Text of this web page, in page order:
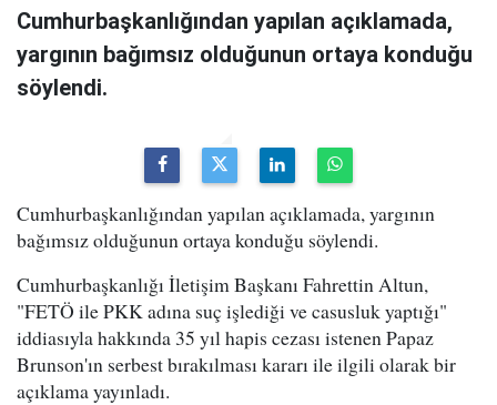
Cumhurbaşkanlığından yapılan açıklamada,
yargının bağımsız olduğunun ortaya konduğu
söylendi.
Cumhurbaşkanlığından yapılan açıklamada, yargının
bağımsız olduğunun ortaya konduğu söylendi.
Cumhurbaşkanlığı İletişim Başkanı Fahrettin Altun,
"FETÖ ile PKK adına suç işlediği ve casusluk yaptığı"
iddiasıyla hakkında 35 yıl hapis cezası istenen Papaz
Brunson'ın serbest bırakılması kararı ile ilgili olarak bir
açıklama yayınladı.